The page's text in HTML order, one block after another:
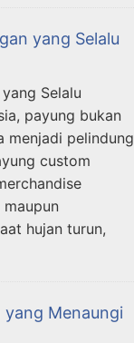
yang Selalu
Selalu
payung bukan
menjadi pelindung
custom
hujan turun,
Menaungi